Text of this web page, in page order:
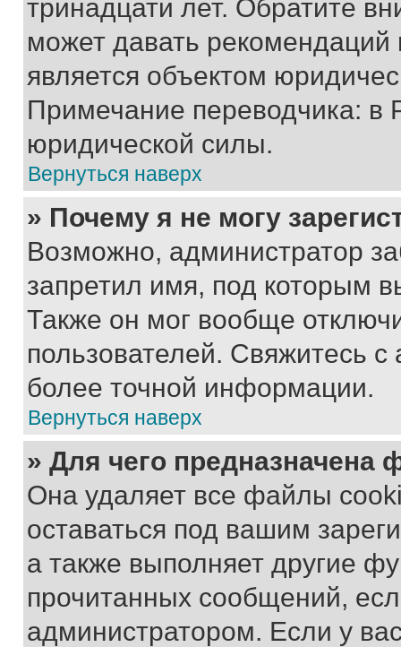
тринадцати лет. Обратите
может давать
является объектом
Примечание переводчика: в
юридической силы.
Вернуться наверх
» Почему я не могу
Возможно, администратор
запретил имя, под которым
Также он мог вообще
пользователей. Свяжитесь
более точной информации.
Вернуться наверх
» Для чего предназначена
Она удаляет все файлы
оставаться под вашим
а также выполняет другие
прочитанных сообщений,
администратором. Если у